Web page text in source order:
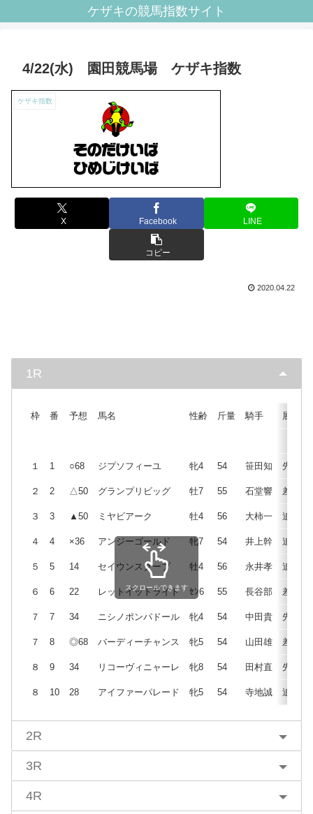
ケザキの競馬指数サイト
4/22(水) 園田競馬場 ケザキ指数
ケザキ指数
X Facebook LINE
コピー
2020.04.22
1R
枠 番 予想 馬名 性齢 斤量 騎手 展開
１ 1 ○68 ジプソフィーユ 牝4 54 笹田知 先
２ 2 △50 グランプリビッグ 牡7 55 石堂響 差
３ 3 ▲50 ミヤビアーク 牡4 56 大柿一 追
４ 4 ×36 アンジーゴールド 牝7 54 井上幹 追
５ 5 14 セイウンスクープ 牡4 56 永井孝 追
６ 6 22 レットイットライド ｾﾝ6 55 長谷部 差
７ 7 34 ニシノポンパドール 牝4 54 中田貴 先
７ 8 ◎68 バーディーチャンス 牝5 54 山田雄 差
８ 9 34 リコーヴィニャーレ 牝8 54 田村直 先
８ 10 28 アイファーパレード 牝5 54 寺地誠 追
スクロールできます
2R
3R
4R